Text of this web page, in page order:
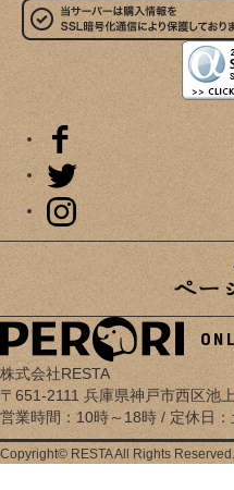
株式会社RESTA
〒651-2111 兵庫県神戸市西区池
営業時間：10時～18時 / 定休日：
Copyright© RESTA All Rights Reserved.